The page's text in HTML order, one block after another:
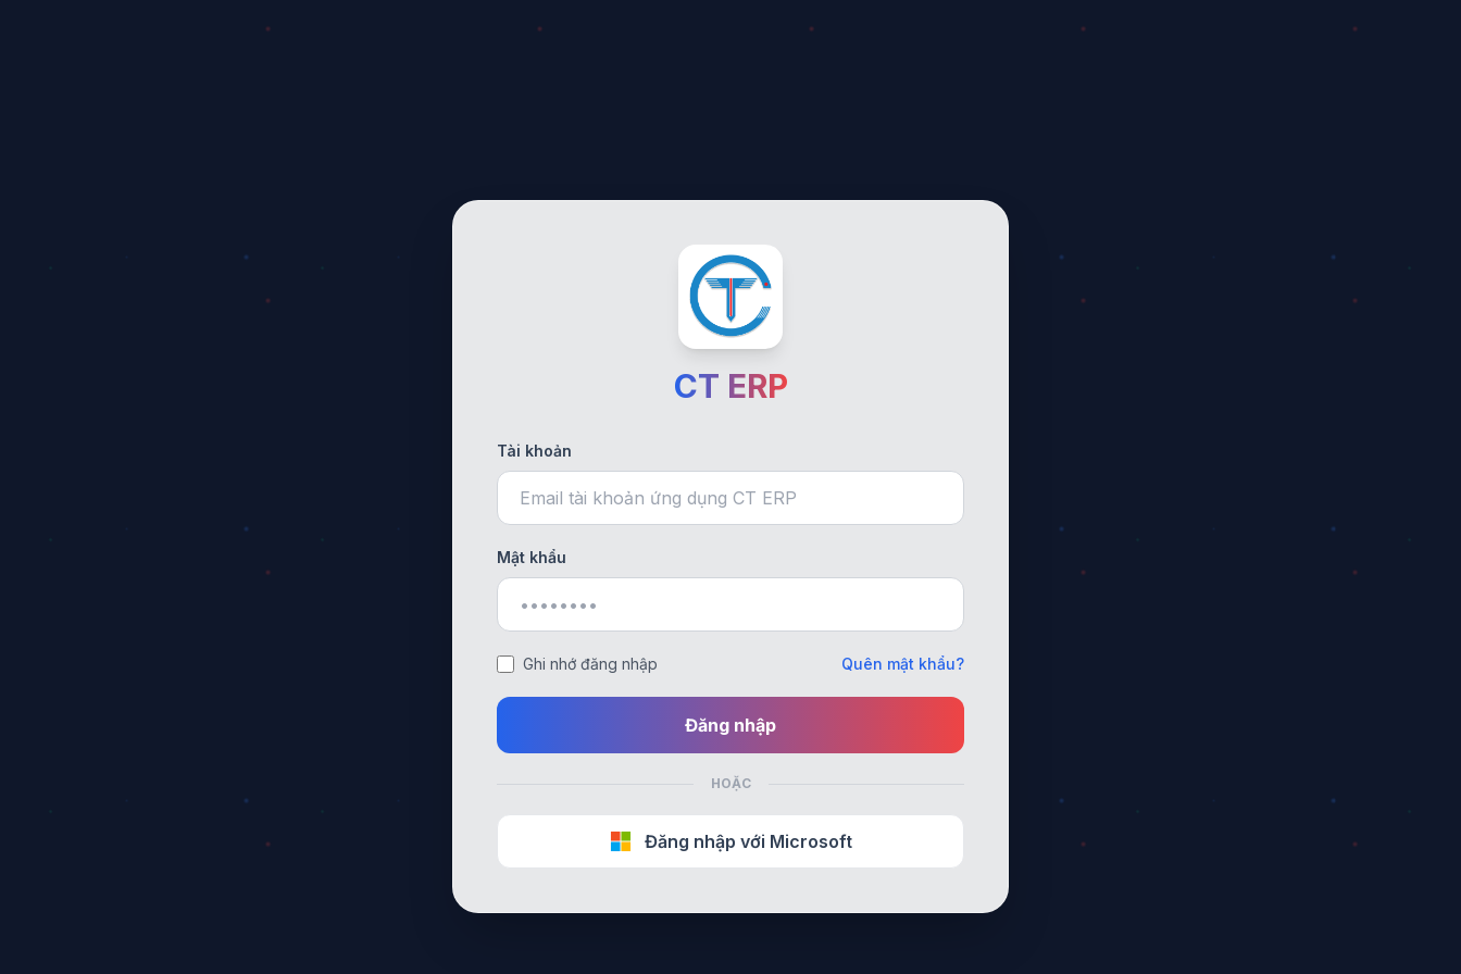
CT ERP
Tài khoản
Mật khẩu
Ghi nhớ đăng nhập Quên mật khẩu?
Đăng nhập
HOẶC
Đăng nhập với Microsoft